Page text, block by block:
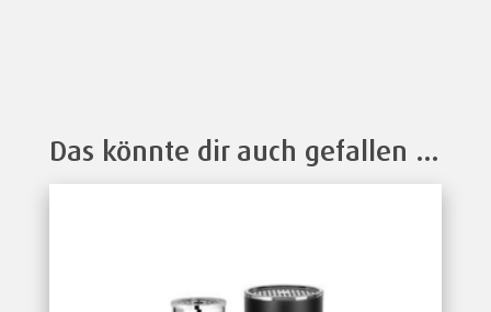
Das könnte dir auch gefallen …